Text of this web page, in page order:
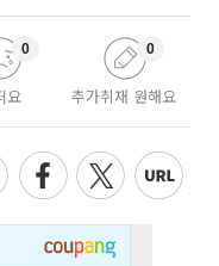
요
0
추가취재 원해요
0